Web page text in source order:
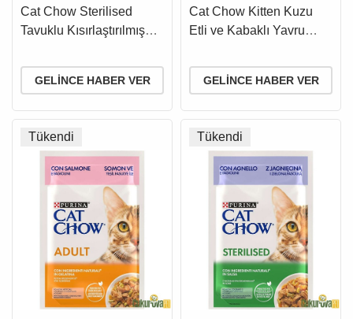
KEDİ MAMASI
Cat Chow Sterilised
Tavuklu Kısırlaştırılmış
GELINCE HABER VER
MAMASI
Cat Chow Kitten Kuzu
Etli ve Kabaklı Yavru
GELINCE HABER VER
Tükendi Tükendi